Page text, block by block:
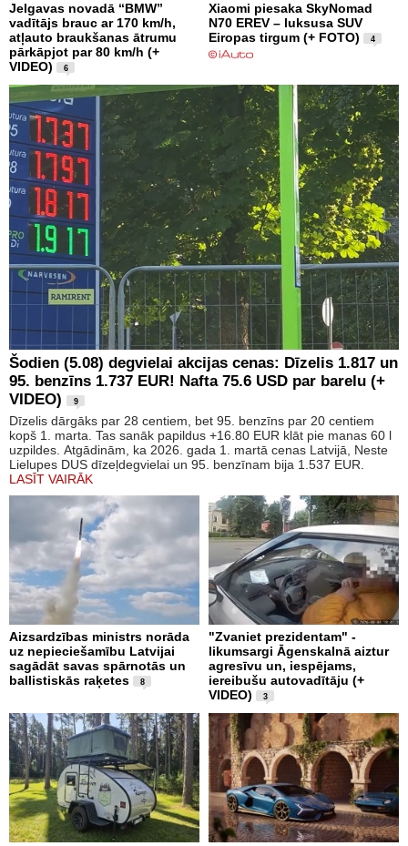
Jelgavas novadā “BMW”
vadītājs brauc ar 170 km/h,
atļauto braukšanas ātrumu
pārkāpjot par 80 km/h (+
VIDEO)
6
Xiaomi piesaka SkyNomad
N70 EREV – luksusa SUV
Eiropas tirgum (+ FOTO)
4
Šodien (5.08) degvielai akcijas cenas: Dīzelis 1.817 un
95. benzīns 1.737 EUR! Nafta 75.6 USD par barelu (+
VIDEO)
9
Dīzelis dārgāks par 28 centiem, bet 95. benzīns par 20 centiem
kopš 1. marta. Tas sanāk papildus +16.80 EUR klāt pie manas 60 l
uzpildes. Atgādinām, ka 2026. gada 1. martā cenas Latvijā, Neste
Lielupes DUS dīzeļdegvielai un 95. benzīnam bija 1.537 EUR.
LASĪT VAIRĀK
Aizsardzības ministrs norāda
uz nepieciešamību Latvijai
sagādāt savas spārnotās un
ballistiskās raķetes
8
"Zvaniet prezidentam" -
likumsargi Āgenskalnā aiztur
agresīvu un, iespējams,
iereibušu autovadītāju (+
VIDEO)
3